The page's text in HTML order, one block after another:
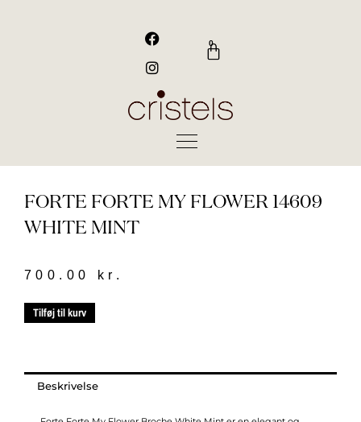
F
a
c
e
b
o
I
n
s
t
a
g
0
Kurv
FORTE FORTE MY FLOWER 14609
WHITE MINT
700.00 kr.
Forte
14609
mint
Tilføj til kurv
Beskrivelse